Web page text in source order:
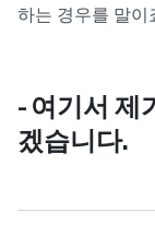
하는 경우를 말이
- 여기서 제
겠습니다.